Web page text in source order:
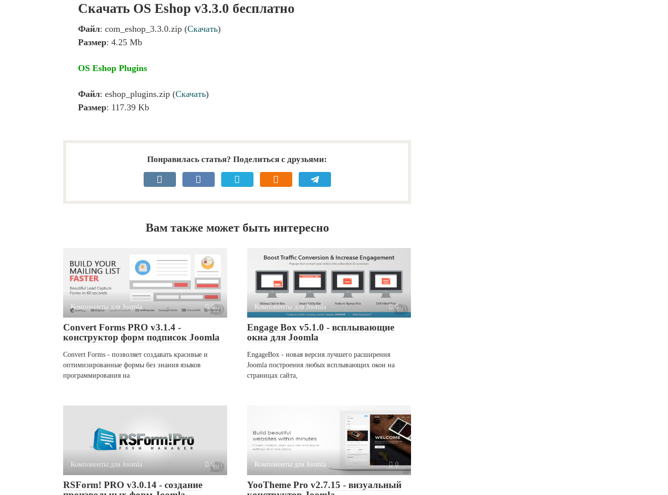
Скачать OS Eshop v3.3.0 бесплатно
Файл: com_eshop_3.3.0.zip (Скачать)
Размер: 4.25 Mb
OS Eshop Plugins
Файл: eshop_plugins.zip (Скачать)
Размер: 117.39 Kb
Понравилась статья? Поделиться с друзьями:
Вам также может быть интересно
Компоненты для Joomla 0
Convert Forms PRO v3.1.4 -
конструктор форм подписок Joomla
Convert Forms - позволяет создавать красивые и
оптимизированные формы без знания языков
программирования на
Компоненты для Joomla 0
Engage Box v5.1.0 - всплывающие
окна для Joomla
EngageBox - новая версия лучшего расширения
Joomla построения любых всплывающих окон на
страницах сайта,
Компоненты для Joomla 0
RSForm! PRO v3.0.14 - создание
Компоненты для Joomla 0
YooTheme Pro v2.7.15 - визуальный